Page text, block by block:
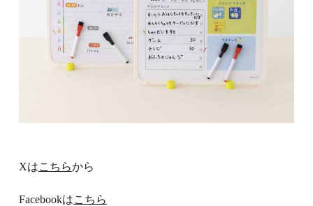
Xはこちらから
Facebookはこちら